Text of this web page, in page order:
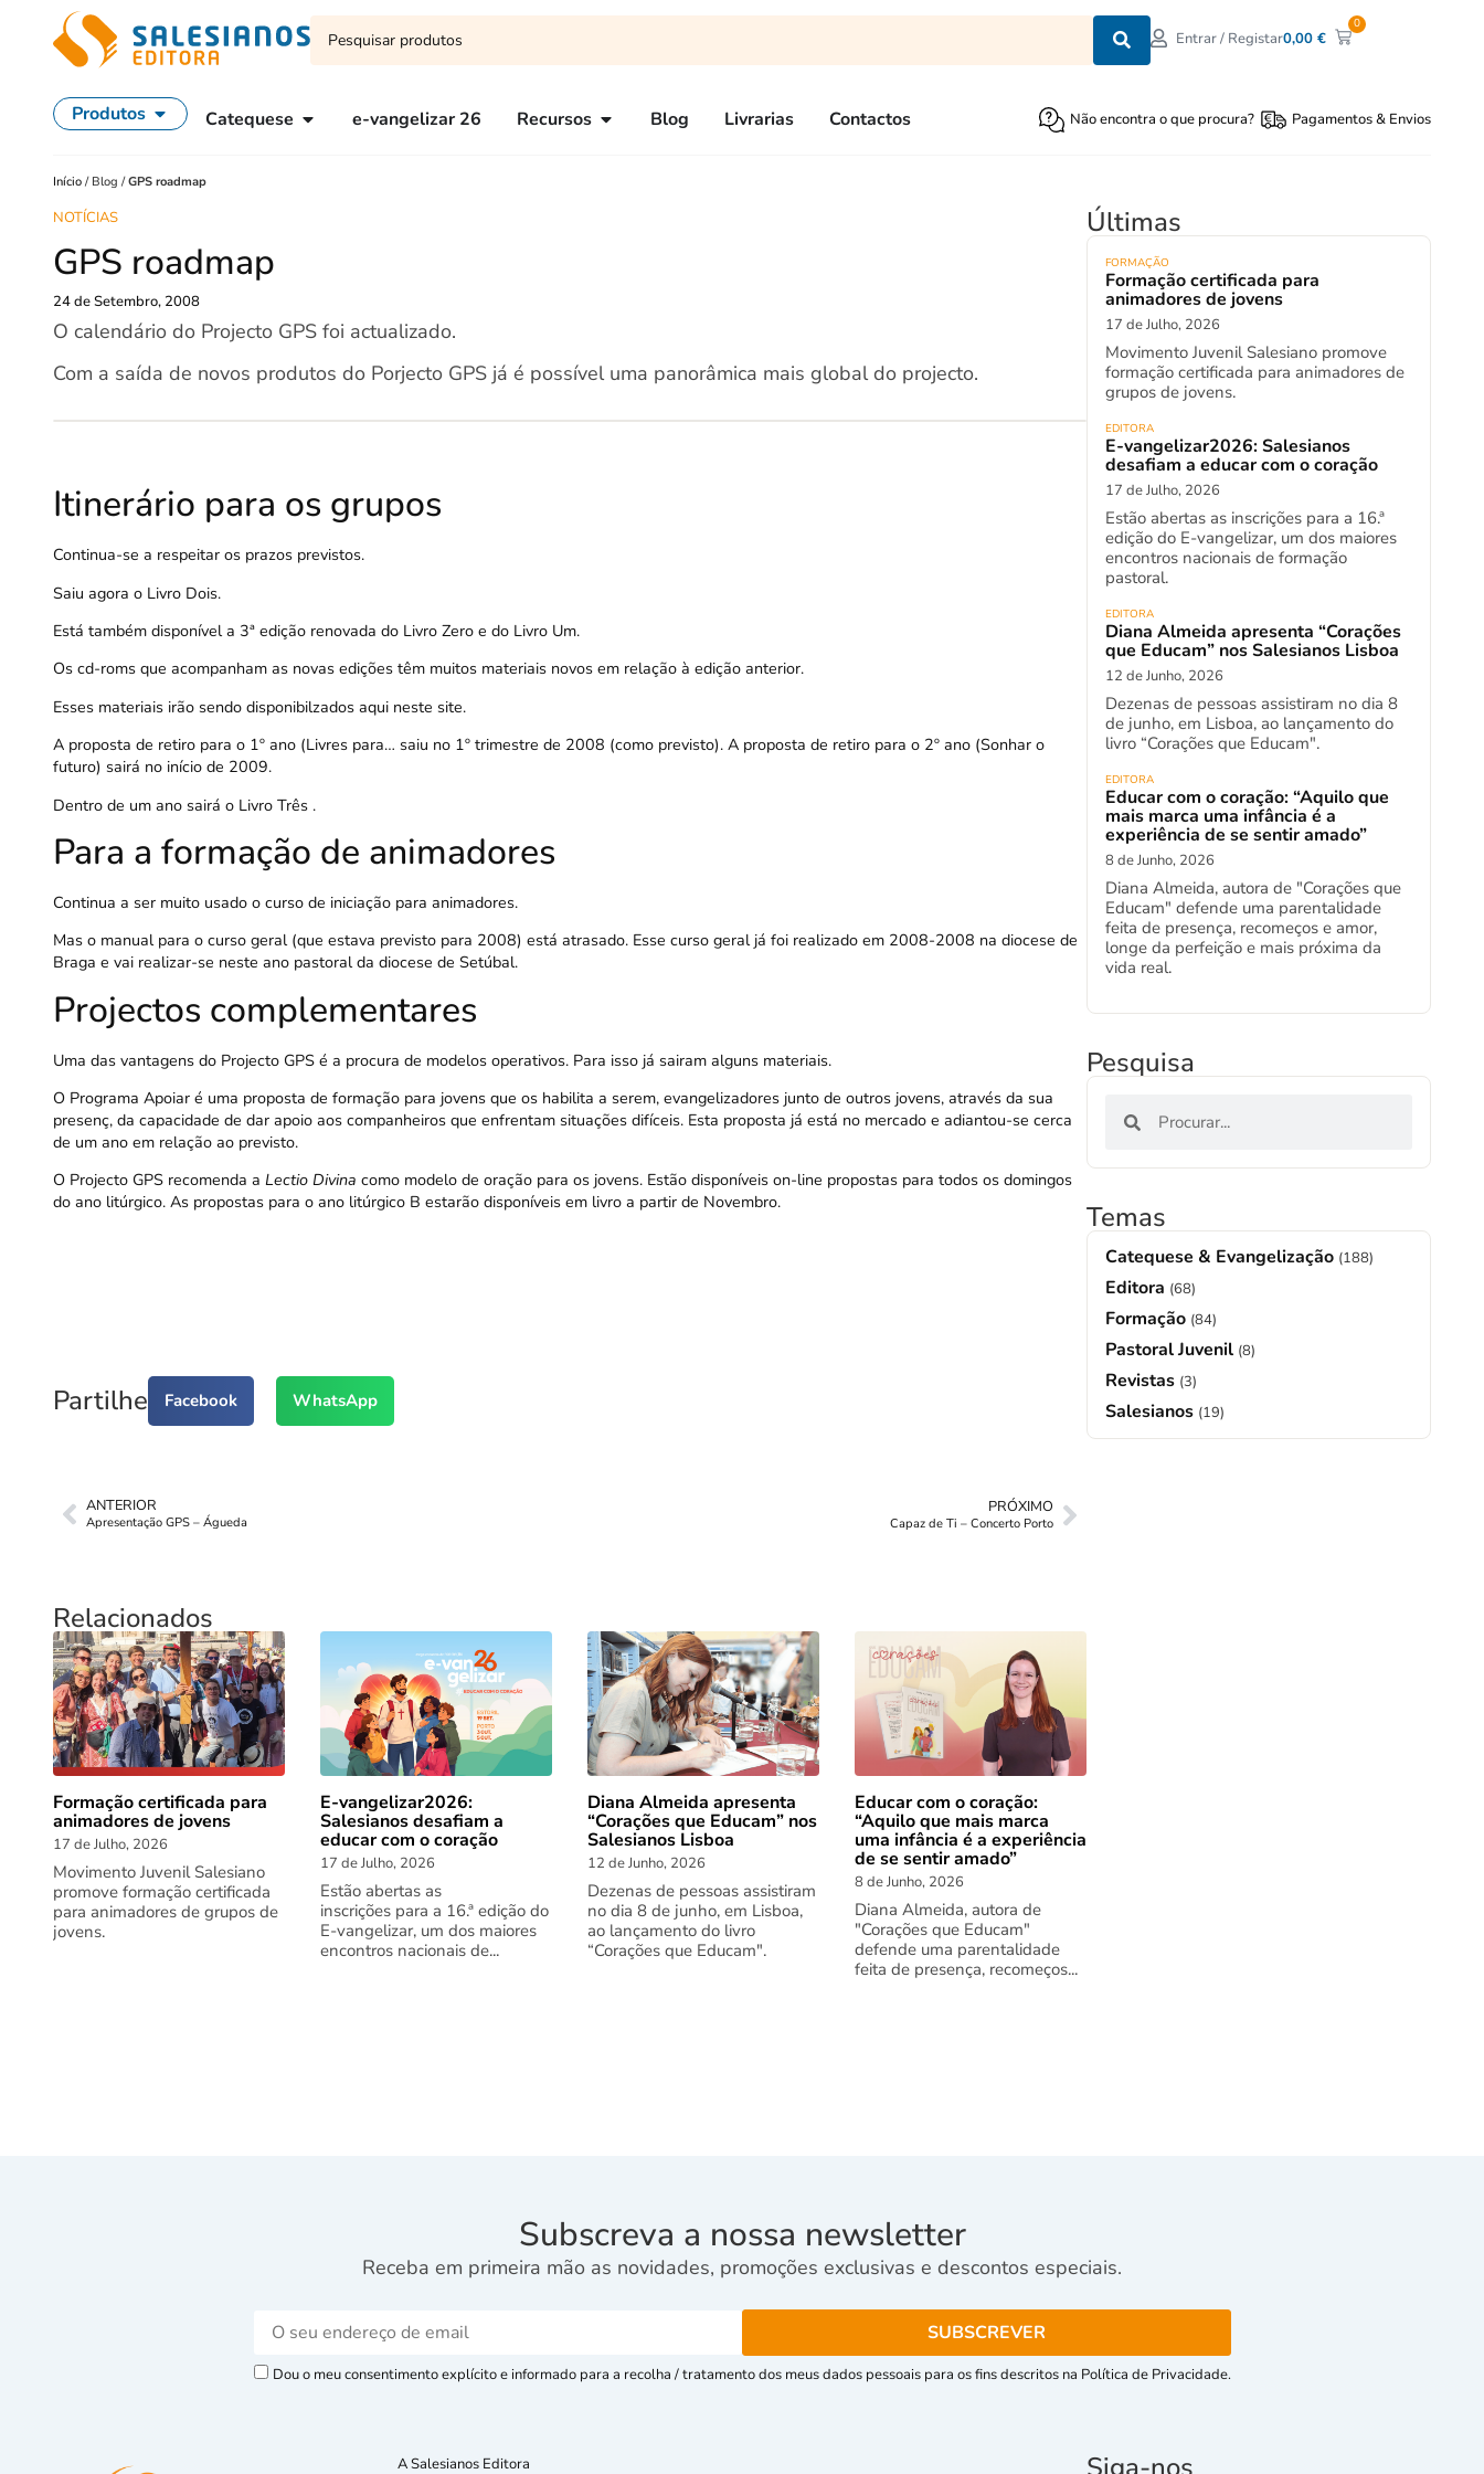
Entrar / Registar0,00€
0
Produtos Catequese e-vangelizar 26 Recursos Blog Livrarias Contactos Não encontra o que procura? Pagamentos & Envios
Início / Blog /GPS roadmap
NOTÍCIAS
GPS roadmap
24 de Setembro, 2008
O calendário do Projecto GPS foi actualizado.
Com a saída de novos produtos do Porjecto GPS já é possível uma panorâmica mais global do projecto.
Itinerário para os grupos
Continua-se a respeitar os prazos previstos.
Saiu agora o Livro Dois.
Está também disponível a 3ª edição renovada do Livro Zero e do Livro Um.
Os cd-roms que acompanham as novas edições têm muitos materiais novos em relação à edição anterior.
Esses materiais irão sendo disponibilzados aqui neste site.
A proposta de retiro para o 1º ano (Livres para… saiu no 1º trimestre de 2008 (como previsto). A proposta de retiro para o 2º ano (Sonhar o
futuro) sairá no início de 2009.
Dentro de um ano sairá o Livro Três .
Para a formação de animadores
Continua a ser muito usado o curso de iniciação para animadores.
Mas o manual para o curso geral (que estava previsto para 2008) está atrasado. Esse curso geral já foi realizado em 2008-2008 na diocese de
Braga e vai realizar-se neste ano pastoral da diocese de Setúbal.
Projectos complementares
Uma das vantagens do Projecto GPS é a procura de modelos operativos. Para isso já sairam alguns materiais.
O Programa Apoiar é uma proposta de formação para jovens que os habilita a serem, evangelizadores junto de outros jovens, através da sua
presenç, da capacidade de dar apoio aos companheiros que enfrentam situações difíceis. Esta proposta já está no mercado e adiantou-se cerca
de um ano em relação ao previsto.
O Projecto GPS recomenda a Lectio Divina como modelo de oração para os jovens. Estão disponíveis on-line propostas para todos os domingos
do ano litúrgico. As propostas para o ano litúrgico B estarão disponíveis em livro a partir de Novembro.
Partilhe Facebook WhatsApp
ANTERIOR
Apresentação GPS – Águeda
PRÓXIMO
Capaz de Ti – Concerto Porto
Relacionados
Formação certificada para
animadores de jovens
17 de Julho, 2026
Movimento Juvenil Salesiano
promove formação certificada
para animadores de grupos de
jovens.
E-vangelizar2026:
Salesianos desafiam a
educar com o coração
17 de Julho, 2026
Estão abertas as
inscrições para a 16.ª edição do
E-vangelizar, um dos maiores
encontros nacionais de...
Diana Almeida apresenta
“Corações que Educam” nos
Salesianos Lisboa
12 de Junho, 2026
Dezenas de pessoas assistiram
no dia 8 de junho, em Lisboa,
ao lançamento do livro
“Corações que Educam".
Educar com o coração:
“Aquilo que mais marca
uma infância é a experiência
de se sentir amado”
8 de Junho, 2026
Diana Almeida, autora de
"Corações que Educam"
defende uma parentalidade
feita de presença, recomeços...
Últimas
FORMAÇÃO
Formação certificada para
animadores de jovens
17 de Julho, 2026
Movimento Juvenil Salesiano promove
formação certificada para animadores de
grupos de jovens.
EDITORA
E-vangelizar2026: Salesianos
desafiam a educar com o coração
17 de Julho, 2026
Estão abertas as inscrições para a 16.ª
edição do E-vangelizar, um dos maiores
encontros nacionais de formação
pastoral.
EDITORA
Diana Almeida apresenta “Corações
que Educam” nos Salesianos Lisboa
12 de Junho, 2026
Dezenas de pessoas assistiram no dia 8
de junho, em Lisboa, ao lançamento do
livro “Corações que Educam".
EDITORA
Educar com o coração: “Aquilo que
mais marca uma infância é a
experiência de se sentir amado”
8 de Junho, 2026
Diana Almeida, autora de "Corações que
Educam" defende uma parentalidade
feita de presença, recomeços e amor,
longe da perfeição e mais próxima da
vida real.
Pesquisa
Temas
Catequese & Evangelização (188)
Editora (68)
Formação (84)
Pastoral Juvenil (8)
Revistas (3)
Salesianos (19)
Subscreva a nossa newsletter
Receba em primeira mão as novidades, promoções exclusivas e descontos especiais.
Dou o meu consentimento explícito e informado para a recolha / tratamento dos meus dados pessoais para os fins descritos na Política de Privacidade.
A Salesianos Editora